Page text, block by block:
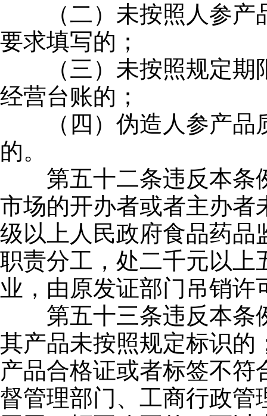
（二）未按照人参产
要求填写的；
（三）未按照规定期
经营台账的；
（四）伪造人参产品
的。
第五十二条违反本条
市场的开办者或者主办者
级以上人民政府食品药品
职责分工，处二千元以上
业，由原发证部门吊销许
第五十三条违反本条
其产品未按照规定标识的
产品合格证或者标签不
督管理部门、工商行政管